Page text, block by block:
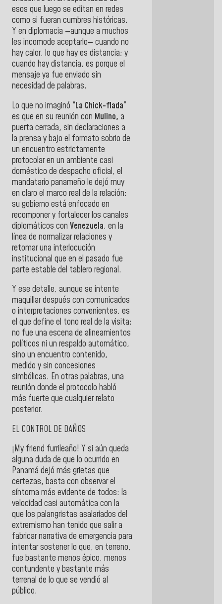
esos que luego se editan en redes
como si fueran cumbres históricas.
Y en diplomacia —aunque a muchos
les incomode aceptarlo— cuando no
hay calor, lo que hay es distancia; y
cuando hay distancia, es porque el
mensaje ya fue enviado sin
necesidad de palabras.
Lo que no imaginó “La Chick-flada”
es que en su reunión con Mulino, a
puerta cerrada, sin declaraciones a
la prensa y bajo el formato sobrio de
un encuentro estrictamente
protocolar en un ambiente casi
doméstico de despacho oficial, el
mandatario panameño le dejó muy
en claro el marco real de la relación:
su gobierno está enfocado en
recomponer y fortalecer los canales
diplomáticos con Venezuela, en la
línea de normalizar relaciones y
retomar una interlocución
institucional que en el pasado fue
parte estable del tablero regional.
Y ese detalle, aunque se intente
maquillar después con comunicados
o interpretaciones convenientes, es
el que define el tono real de la visita:
no fue una escena de alineamientos
políticos ni un respaldo automático,
sino un encuentro contenido,
medido y sin concesiones
simbólicas. En otras palabras, una
reunión donde el protocolo habló
más fuerte que cualquier relato
posterior.
EL CONTROL DE DAÑOS
¡My friend furrileaño! Y si aún queda
alguna duda de que lo ocurrido en
Panamá dejó más grietas que
certezas, basta con observar el
síntoma más evidente de todos: la
velocidad casi automática con la
que los palangristas asalariados del
extremismo han tenido que salir a
fabricar narrativa de emergencia para
intentar sostener lo que, en terreno,
fue bastante menos épico, menos
contundente y bastante más
terrenal de lo que se vendió al
público.